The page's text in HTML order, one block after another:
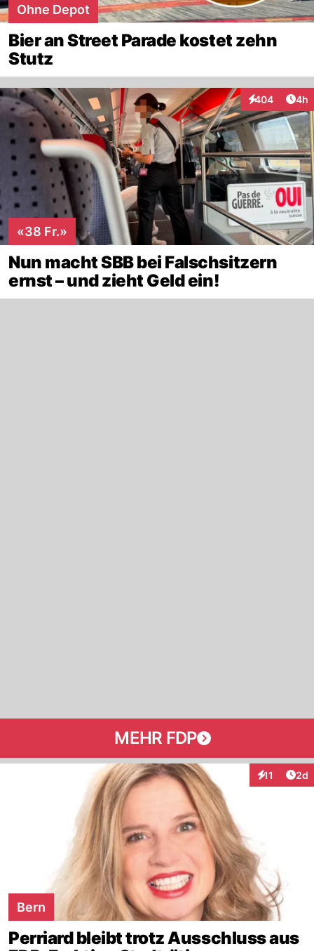
Ohne Depot
Bier an Street Parade kostet zehn
Stutz
404
Interaktionen
4h
«38 Fr.»
Nun macht SBB bei Falschsitzern
ernst – und zieht Geld ein!
MEHR FDP
11 2d
Bern
Perriard bleibt trotz Ausschluss aus